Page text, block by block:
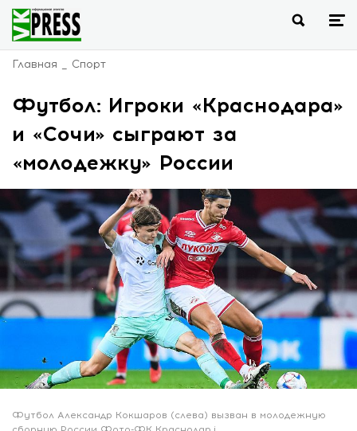
Главная Спорт
Футбол: Игроки «Краснодара»
и «Сочи» сыграют за
«молодежку» России
Футбол Александр Кокшаров (слева) вызван в молодежную